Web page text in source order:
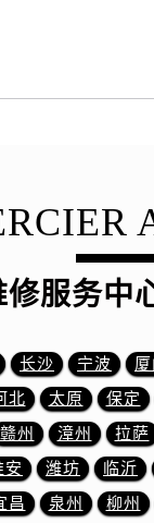
前预约）
需提前预约）
店1楼名士售后服
层1102室名士售
室名士售后服
中心（需提前预约
表维修名士售后
（需提前预约）
务中心（需提前
中心（需提前预
修服务中
长沙 宁波 厦
北 太原 保定
赣州 漳州 拉萨
安 潍坊 临沂
昌 泉州 柳州